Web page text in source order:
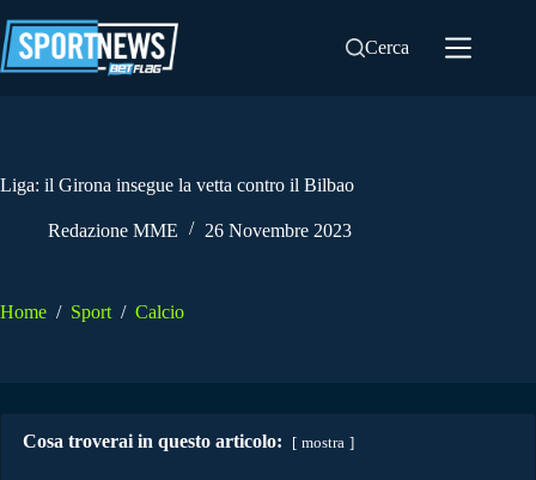
al
contenuto
Cerca
Liga: il Girona insegue la vetta contro il Bilbao
Redazione MME 26 Novembre 2023
Home / Sport / Calcio
Cosa troverai in questo articolo: mostra